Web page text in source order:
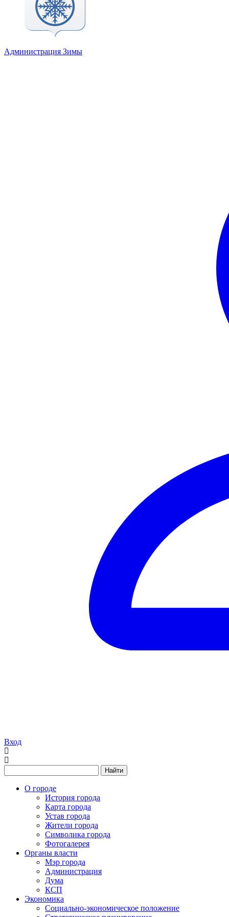
Администрация Зимы
Вход
Найти
О городе
История города
Карта города
Устав города
Жители города
Символика города
Фотогалерея
Органы власти
Мэр города
Администрация
Дума
КСП
Экономика
Социально-экономическое положение